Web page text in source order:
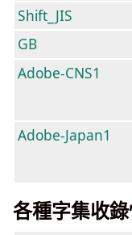
Shift_JIS
GB
Adobe-CNS1
Adobe-Japan1
各種字集收